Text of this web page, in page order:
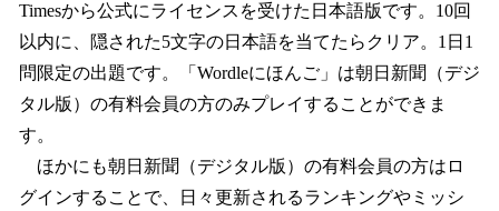
Timesから公式にライセンスを受けた日本語版です。10回
以内に、隠された5文字の日本語を当てたらクリア。1日1
問限定の出題です。「Wordleにほんご」は朝日新聞（デジ
タル版）の有料会員の方のみプレイすることができま
す。
ほかにも朝日新聞（デジタル版）の有料会員の方はロ
グインすることで、日々更新されるランキングやミッシ